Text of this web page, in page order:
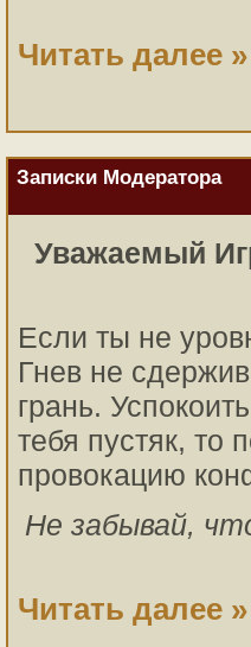
Читать далее »
Записки Модератора
Уважаемый
Если ты не
Гнев не
грань.
тебя пустяк, то
провокацию
Не забывай,
Читать далее »